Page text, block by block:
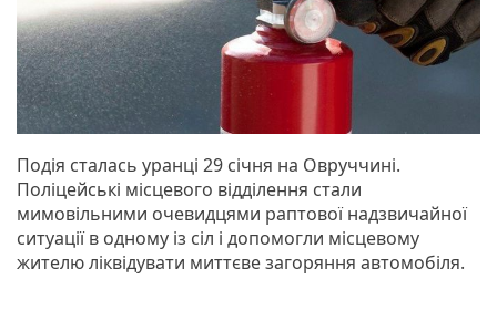
Подія сталась уранці 29 січня на Овруччині.
Поліцейські місцевого відділення стали
мимовільними очевидцями раптової надзвичайної
ситуації в одному із сіл і допомогли місцевому
жителю ліквідувати миттєве загоряння автомобіля.